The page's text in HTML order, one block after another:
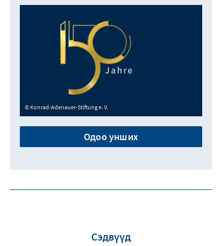
Konrad-Adenauer-Stiftung e. V.
Одоо унших
Сэдвүүд